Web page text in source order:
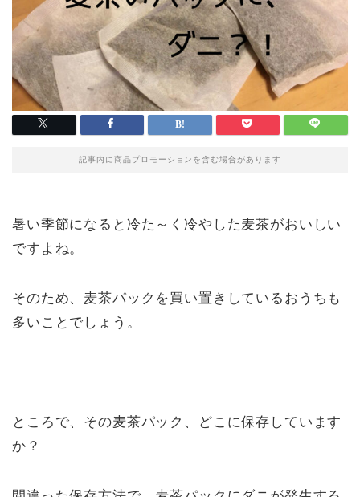
記事内に商品プロモーションを含む場合があります
暑い季節になると冷た～く冷やした麦茶がおいしい
ですよね。
そのため、麦茶パックを買い置きしているおうちも
多いことでしょう。
ところで、その麦茶パック、どこに保存しています
か？